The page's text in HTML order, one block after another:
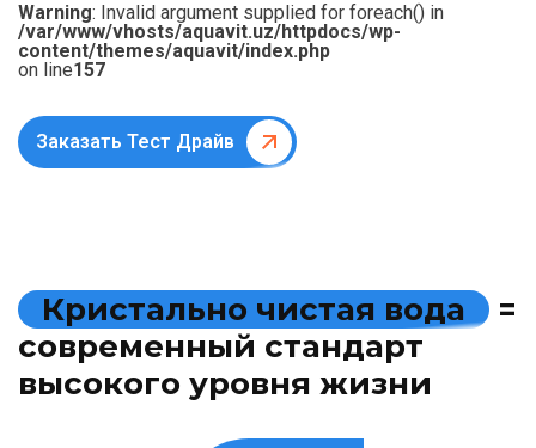
Warning: Invalid argument supplied for foreach() in
/var/www/vhosts/aquavit.uz/httpdocs/wp-
content/themes/aquavit/index.php
on line157
Заказать Тест Драйв
Кристально чистая вода
=
современный стандарт
высокого уровня жизни